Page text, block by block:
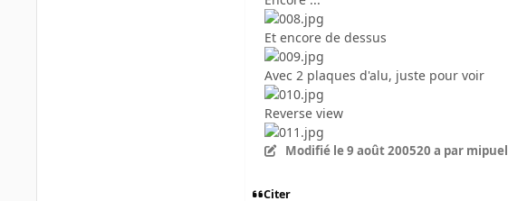
Et encore de dessus
Avec 2 plaques d'alu, juste pour voir
Reverse view
Modifié le 9 août 200520 a par mipuel
Citer